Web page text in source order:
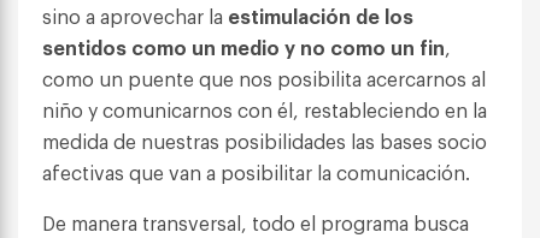
sino a aprovechar la estimulación de los
sentidos como un medio y no como un fin,
como un puente que nos posibilita acercarnos al
niño y comunicarnos con él, restableciendo en la
medida de nuestras posibilidades las bases socio
afectivas que van a posibilitar la comunicación.
De manera transversal, todo el programa busca